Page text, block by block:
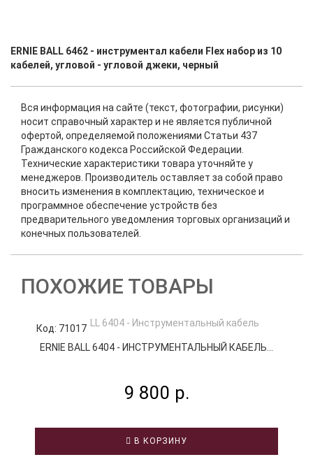
ERNIE BALL 6462 - инструментал кабели Flex набор из 10
кабелей, угловой - угловой джеки, черный
Вся информация на сайте (текст, фотографии, рисунки)
носит справочный характер и не является публичной
офертой, определяемой положениями Статьи 437
Гражданского кодекса Российской Федерации.
Технические характеристики товара уточняйте у
менеджеров. Производитель оставляет за собой право
вносить изменения в комплектацию, техническое и
программное обеспечение устройств без
предварительного уведомления торговых организаций и
конечных пользователей.
ПОХОЖИЕ ТОВАРЫ
Код: 71017
ERNIE BALL 6404 - ИНСТРУМЕНТАЛЬНЫЙ КАБЕЛЬ...
9 800 р.
В КОРЗИНУ